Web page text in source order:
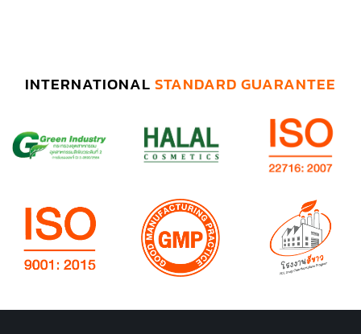
INTERNATIONAL STANDARD GUARANTEE